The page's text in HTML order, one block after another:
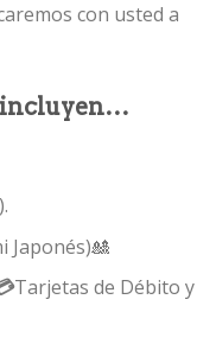
con usted a
incluyen…
Japonés)🎎
Tarjetas de Débito y